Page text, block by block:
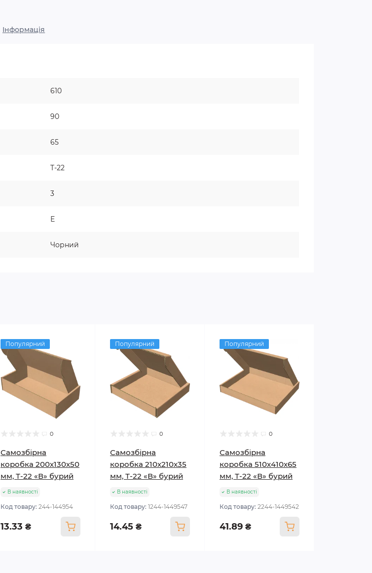
Iнформація
610
90
65
T-22
3
Е
Чорний
Популярний
0
Самозбірна
коробка 200х130х50
мм, Т-22 «В» бурий
В наявності
Код товару: 244-144954
13.33 ₴
Популярний
0
Самозбірна
коробка 210х210х35
мм, Т-22 «В» бурий
В наявності
Код товару: 1244-1449547
14.45 ₴
Популярний
0
Самозбірна
коробка 510х410х65
мм, Т-22 «В» бурий
В наявності
Код товару: 2244-1449542
41.89 ₴